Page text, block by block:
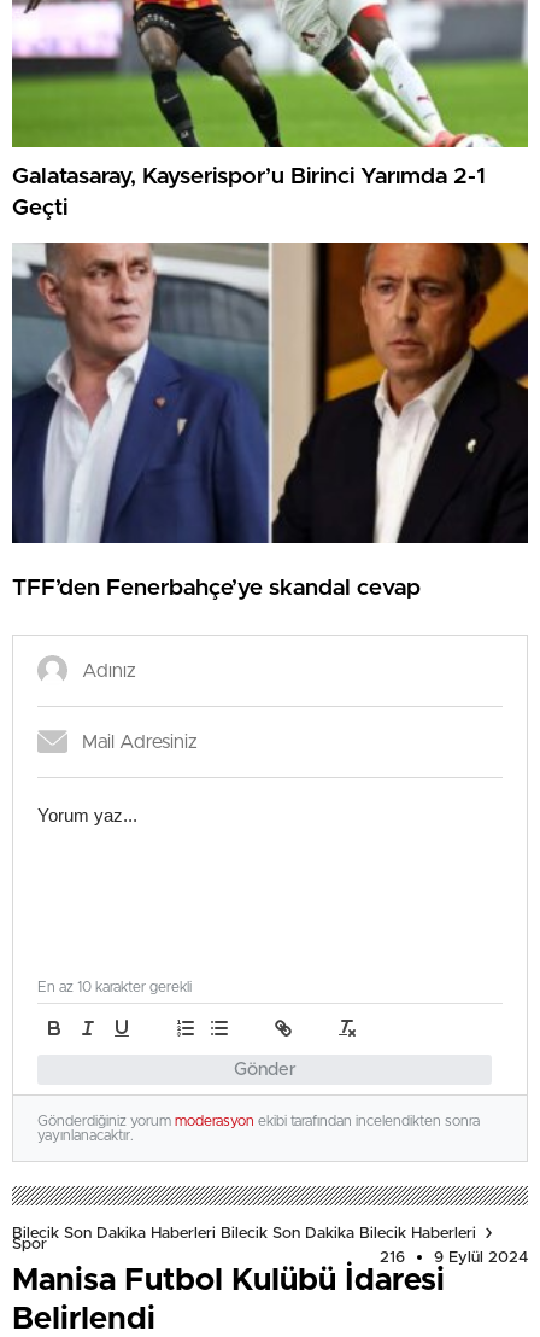
Galatasaray, Kayserispor’u Birinci Yarımda 2-1
Geçti
TFF’den Fenerbahçe’ye skandal cevap
Gönder
En az 10 karakter gerekli
Gönderdiğiniz yorum moderasyon ekibi tarafından incelendikten sonra
yayınlanacaktır.
Bilecik Son Dakika Haberleri Bilecik Son Dakika Bilecik Haberleri
Spor
216
9 Eylül 2024
Manisa Futbol Kulübü İdaresi
Belirlendi